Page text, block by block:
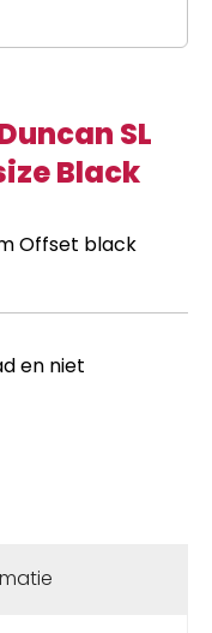
SL
Black
Offset black
en niet